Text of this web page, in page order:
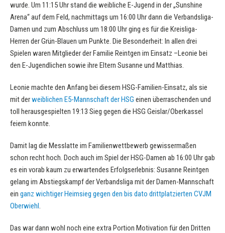
wurde. Um 11:15 Uhr stand die weibliche E-Jugend in der „Sunshine
Arena“ auf dem Feld, nachmittags um 16:00 Uhr dann die Verbandsliga-
Damen und zum Abschluss um 18:00 Uhr ging es für die Kreisliga-
Herren der Grün-Blauen um Punkte. Die Besonderheit: In allen drei
Spielen waren Mitglieder der Familie Reintgen im Einsatz –Leonie bei
den E-Jugendlichen sowie ihre Eltern Susanne und Matthias.
Leonie machte den Anfang bei diesem HSG-Familien-Einsatz, als sie
mit derweiblichen E5-Mannschaft der HSG einen überraschenden und
toll herausgespielten 19:13 Sieg gegen die HSG Geislar/Oberkassel
feiern konnte.
Damit lag die Messlatte im Familienwettbewerb gewissermaßen
schon recht hoch. Doch auch im Spiel der HSG-Damen ab 16:00 Uhr gab
es ein vorab kaum zu erwartendes Erfolgserlebnis: Susanne Reintgen
gelang im Abstiegskampf der Verbandsliga mit der Damen-Mannschaft
ein ganz wichtiger Heimsieg gegen den bis dato drittplatzierten CVJM
Oberwiehl.
Das war dann wohl noch eine extra Portion Motivation für den Dritten